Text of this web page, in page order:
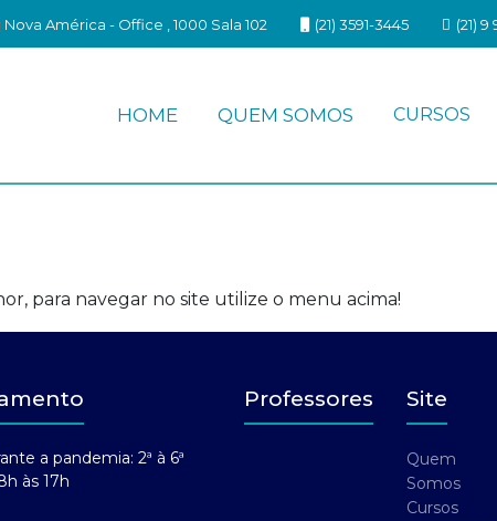
América - Office , 1000 Sala 102 (21) 3591-3445 (21) 9
HOME QUEM SOMOS CURSOS
para navegar no site utilize o menu acima!
a pandemia: 2ª à 6ª
às 17h
Professores Site
Quem
Somos
Cursos